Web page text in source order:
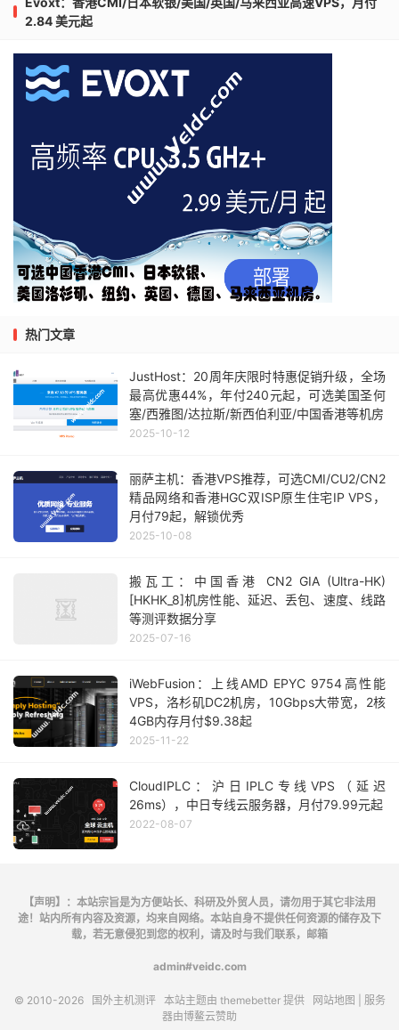
2.84 美元起
热门文章
JustHost：20周年庆限时特惠促销升级，全场
最高优惠44%，年付240元起，可选美国圣何
塞/西雅图/达拉斯/新西伯利亚/中国香港等机房
2025-10-12
丽萨主机：香港VPS推荐，可选CMI/CU2/CN2
精品网络和香港HGC双ISP原生住宅IP VPS，
月付79起，解锁优秀
2025-10-08
搬瓦工：中国香港 CN2 GIA (Ultra-HK)
[HKHK_8]机房性能、延迟、丢包、速度、线路
等测评数据分享
2025-07-16
iWebFusion：上线AMD EPYC 9754高性能
VPS，洛杉矶DC2机房，10Gbps大带宽，2核
4GB内存月付$9.38起
2025-11-22
CloudIPLC：沪日IPLC专线VPS（延迟
26ms），中日专线云服务器，月付79.99元起
2022-08-07
【声明】：本站宗旨是为方便站长、科研及外贸人员，请勿用于其它非法用
途！站内所有内容及资源，均来自网络。本站自身不提供任何资源的储存及下
载，若无意侵犯到您的权利，请及时与我们联系，邮箱
admin#veidc.com
© 2010-2026 国外主机测评本站主题由 themebetter提供 网站地图 | 服务
器由博鳌云赞助